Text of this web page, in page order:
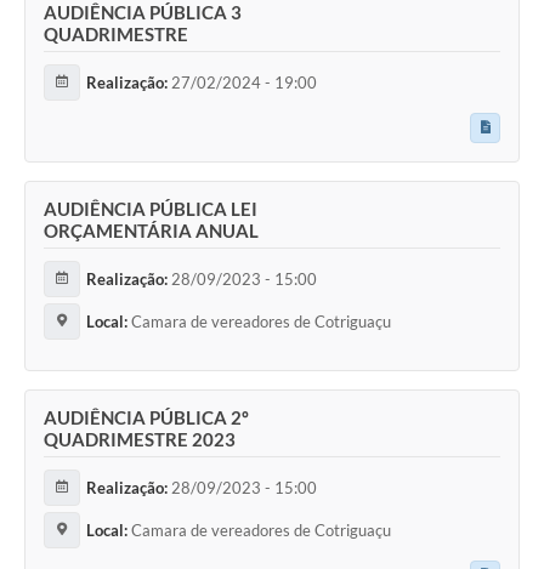
AUDIÊNCIA PÚBLICA 3
QUADRIMESTRE
Realização: 27/02/2024 - 19:00
AUDIÊNCIA PÚBLICA LEI
ORÇAMENTÁRIA ANUAL
Realização: 28/09/2023 - 15:00
Local:Camara de vereadores de Cotriguaçu
AUDIÊNCIA PÚBLICA 2º
QUADRIMESTRE 2023
Realização: 28/09/2023 - 15:00
Local:Camara de vereadores de Cotriguaçu